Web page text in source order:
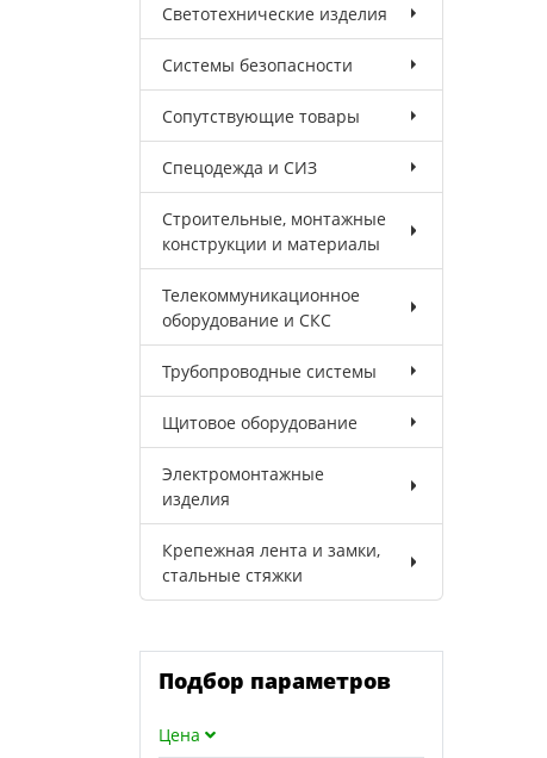
Светотехнические изделия
Системы безопасности
Сопутствующие товары
Спецодежда и СИЗ
Строительные, монтажные
конструкции и материалы
Телекоммуникационное
оборудование и СКС
Трубопроводные системы
Щитовое оборудование
Электромонтажные
изделия
Крепежная лента и замки,
стальные стяжки
Подбор параметров
Цена